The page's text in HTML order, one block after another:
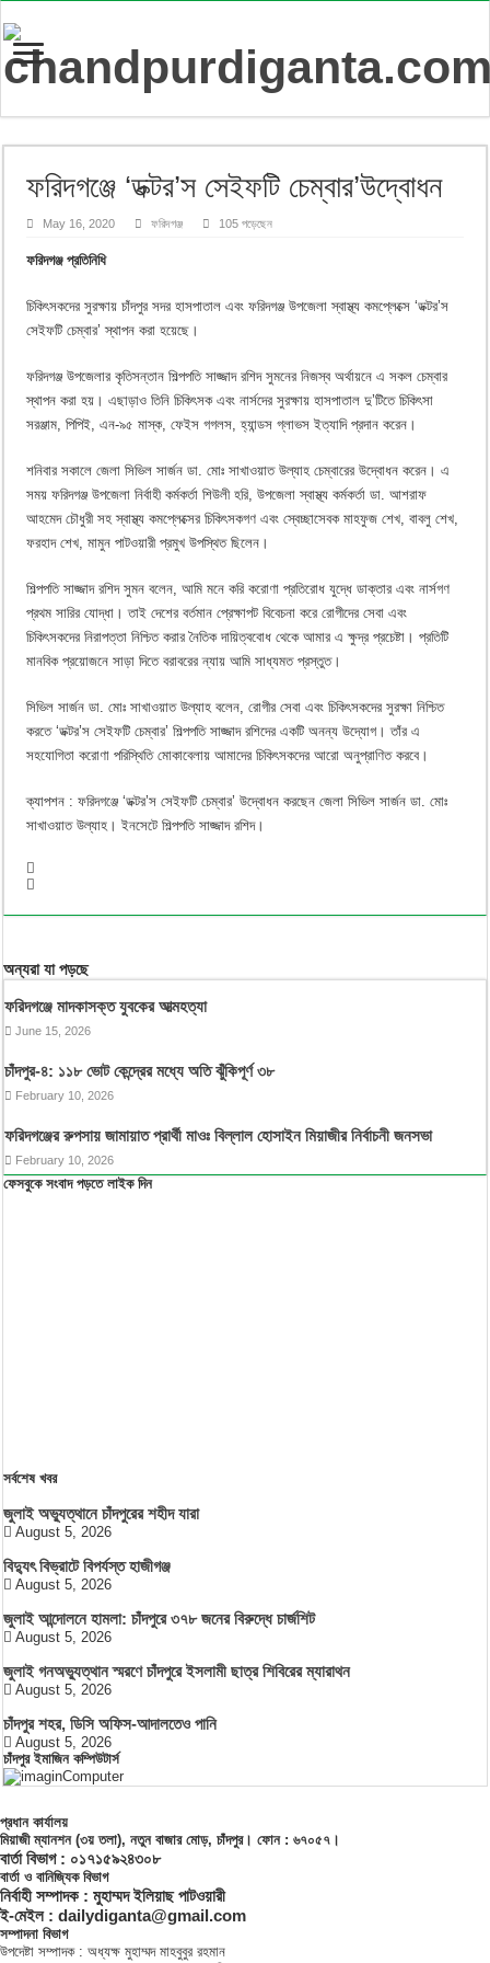
ফরিদগঞ্জে ‘ডক্টর’স সেইফটি চেম্বার’উদ্বোধন
May 16, 2020 ফরিদগঞ্জ 105 পড়েছেন
ফরিদগঞ্জ প্রতিনিধি
চিকিৎসকদের সুরক্ষায় চাঁদপুর সদর হাসপাতাল এবং ফরিদগঞ্জ উপজেলা স্বাস্থ্য কমপ্লেক্সে ‘ডক্টর’স
সেইফটি চেম্বার’ স্থাপন করা হয়েছে।
ফরিদগঞ্জ উপজেলার কৃতিসন্তান শিল্পপতি সাজ্জাদ রশিদ সুমনের নিজস্ব অর্থায়নে এ সকল চেম্বার
স্থাপন করা হয়। এছাড়াও তিনি চিকিৎসক এবং নার্সদের সুরক্ষায় হাসপাতাল দু’টিতে চিকিৎসা
সরঞ্জাম, পিপিই, এন-৯৫ মাস্ক, ফেইস গগলস, হ্যান্ডস গ্লাভস ইত্যাদি প্রদান করেন।
শনিবার সকালে জেলা সিভিল সার্জন ডা. মোঃ সাখাওয়াত উল্যাহ চেম্বারের উদ্বোধন করেন। এ
সময় ফরিদগঞ্জ উপজেলা নির্বাহী কর্মকর্তা শিউলী হরি, উপজেলা স্বাস্থ্য কর্মকর্তা ডা. আশরাফ
আহমেদ চৌধুরী সহ স্বাস্থ্য কমপ্লেক্সের চিকিৎসকগণ এবং স্বেচ্ছাসেবক মাহফুজ শেখ, বাবলু শেখ,
ফরহাদ শেখ, মামুন পাটওয়ারী প্রমুখ উপস্থিত ছিলেন।
শিল্পপতি সাজ্জাদ রশিদ সুমন বলেন, আমি মনে করি করোণা প্রতিরোধ যুদ্ধে ডাক্তার এবং নার্সগণ
প্রথম সারির যোদ্ধা। তাই দেশের বর্তমান প্রেক্ষাপট বিবেচনা করে রোগীদের সেবা এবং
চিকিৎসকদের নিরাপত্তা নিশ্চিত করার নৈতিক দায়িত্ববোধ থেকে আমার এ ক্ষুদ্র প্রচেষ্টা। প্রতিটি
মানবিক প্রয়োজনে সাড়া দিতে বরাবরের ন্যায় আমি সাধ্যমত প্রস্তুত।
সিভিল সার্জন ডা. মোঃ সাখাওয়াত উল্যাহ বলেন, রোগীর সেবা এবং চিকিৎসকদের সুরক্ষা নিশ্চিত
করতে ‘ডক্টর’স সেইফটি চেম্বার’ শিল্পপতি সাজ্জাদ রশিদের একটি অনন্য উদ্যোগ। তাঁর এ
সহযোগিতা করোণা পরিস্থিতি মোকাবেলায় আমাদের চিকিৎসকদের আরো অনুপ্রাণিত করবে।
ক্যাপশন : ফরিদগঞ্জে ‘ডক্টর’স সেইফটি চেম্বার’ উদ্বোধন করছেন জেলা সিভিল সার্জন ডা. মোঃ
সাখাওয়াত উল্যাহ। ইনসেটে শিল্পপতি সাজ্জাদ রশিদ।
অন্যরা যা পড়ছে
ফরিদগঞ্জে মাদকাসক্ত যুবকের আত্মহত্যা
June 15, 2026
চাঁদপুর-৪: ১১৮ ভোট কেন্দ্রের মধ্যে অতি ঝুঁকিপূর্ণ ৩৮
February 10, 2026
ফরিদগঞ্জের রুপসায় জামায়াত প্রার্থী মাওঃ বিল্লাল হোসাইন মিয়াজীর নির্বাচনী জনসভা
February 10, 2026
ফেসবুকে সংবাদ পড়তে লাইক দিন
সর্বশেষ খবর
জুলাই অভ্যুত্থানে চাঁদপুরের শহীদ যারা
August 5, 2026
বিদ্যুৎ বিভ্রাটে বিপর্যস্ত হাজীগঞ্জ
August 5, 2026
জুলাই আন্দোলনে হামলা: চাঁদপুরে ৩৭৮ জনের বিরুদ্ধে চার্জশিট
August 5, 2026
জুলাই গনঅভ্যুত্থান স্মরণে চাঁদপুরে ইসলামী ছাত্র শিবিরের ম্যারাথন
August 5, 2026
চাঁদপুর শহর, ডিসি অফিস-আদালতেও পানি
August 5, 2026
চাঁদপুর ইমাজিন কম্পিউটার্স
প্রধান কার্যালয়
মিয়াজী ম্যানশন (৩য় তলা), নতুন বাজার মোড়, চাঁদপুর। ফোন : ৬৭০৫৭।
বার্তা বিভাগ : ০১৭১৫৯২৪৩০৮
বার্তা ও বানিজ্যিক বিভাগ
নির্বাহী সম্পাদক : মুহাম্মদ ইলিয়াছ পাটওয়ারী
ই-মেইল : dailydiganta@gmail.com
সম্পাদনা বিভাগ
উপদেষ্টা সম্পাদক : অধ্যক্ষ মুহাম্মদ মাহবুবুর রহমান